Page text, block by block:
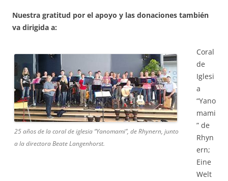
Nuestra gratitud por el apoyo y las donaciones también
va dirigida a:
25 años de la coral de iglesia “Yanomami”, de Rhynern, junto
a la directora Beate Langenhorst.
Coral
de
Iglesi
a
“Yano
mami
” de
Rhyn
ern;
Eine
Welt